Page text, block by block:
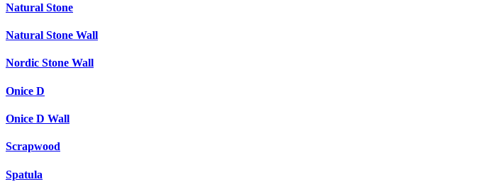
Natural Stone
Natural Stone Wall
Nordic Stone Wall
Onice D
Onice D Wall
Scrapwood
Spatula